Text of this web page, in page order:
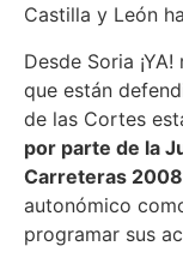
Castilla y León
Desde Soria
que están
de las Cortes
por parte de la
Carreteras
autonómico
programar sus